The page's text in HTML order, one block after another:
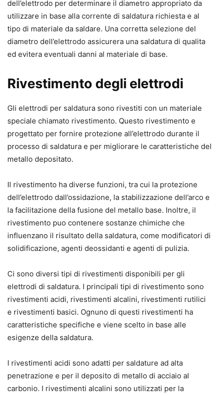
dell’elettrodo per determinare il diametro appropriato da
utilizzare in base alla corrente di saldatura richiesta e al
tipo di materiale da saldare. Una corretta selezione del
diametro dell’elettrodo assicurera una saldatura di qualita
ed evitera eventuali danni al materiale di base.
Rivestimento degli elettrodi
Gli elettrodi per saldatura sono rivestiti con un materiale
speciale chiamato rivestimento. Questo rivestimento e
progettato per fornire protezione all’elettrodo durante il
processo di saldatura e per migliorare le caratteristiche del
metallo depositato.
Il rivestimento ha diverse funzioni, tra cui la protezione
dell’elettrodo dall’ossidazione, la stabilizzazione dell’arco e
la facilitazione della fusione del metallo base. Inoltre, il
rivestimento puo contenere sostanze chimiche che
influenzano il risultato della saldatura, come modificatori di
solidificazione, agenti deossidanti e agenti di pulizia.
Ci sono diversi tipi di rivestimenti disponibili per gli
elettrodi di saldatura. I principali tipi di rivestimento sono
rivestimenti acidi, rivestimenti alcalini, rivestimenti rutilici
e rivestimenti basici. Ognuno di questi rivestimenti ha
caratteristiche specifiche e viene scelto in base alle
esigenze della saldatura.
I rivestimenti acidi sono adatti per saldature ad alta
penetrazione e per il deposito di metallo di acciaio al
carbonio. I rivestimenti alcalini sono utilizzati per la